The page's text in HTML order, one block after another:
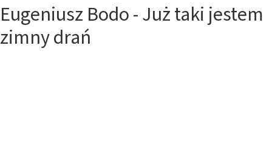
Eugeniusz Bodo - Już taki jestem
zimny drań